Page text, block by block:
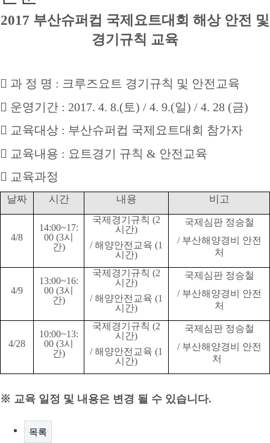
2017 부산슈퍼컵 국제요트대회 해상 안전 및
경기규칙 교육
 과 정 명 : 크루즈요트 경기규칙 및 안전교육
 운영기간 : 2017. 4. 8.(토) / 4. 9.(일) / 4. 28 (금)
 교육대상 : 부산슈퍼컵 국제요트대회 참가자
 교육내용 : 요트경기 규칙 & 안전교육
 교육과정
날짜 시간 내용 비고
4/8
14:00~17:
00 (3시
간)
국제경기규칙 (2
시간)
/해양안전교육 (1
시간)
국제심판 정승철
/ 부산해양경비 안전
처
4/9
13:00~16:
00 (3시
간)
국제경기규칙 (2
시간)
/해양안전교육 (1
시간)
국제심판 정승철
/ 부산해양경비 안전
처
4/28
10:00~13:
00 (3시
간)
국제경기규칙 (2
시간)
/해양안전교육 (1
시간)
국제심판 정승철
/ 부산해양경비 안전
처
※ 교육 일정 및 내용은 변경 될 수 있습니다.
목록